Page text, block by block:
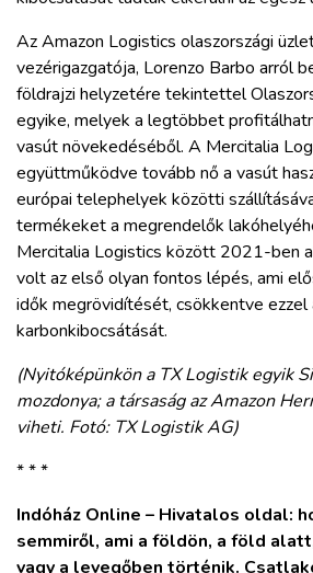
Az Amazon Logistics olaszországi
vezérigazgatója, Lorenzo Barbo arról
földrajzi helyzetére tekintettel
egyike, melyek a legtöbbet
vasút növekedéséből. A Mercitalia
együttműködve tovább nő a vasút
európai telephelyek közötti
termékeket a megrendelők
Mercitalia Logistics között 2021-ben
volt az első olyan fontos lépés, ami
idők megrövidítését, csökkentve ezzel
karbonkibocsátását.
(Nyitóképünkön a TX Logistik egyik
mozdonya; a társaság az Amazon
viheti. Fotó: TX Logistik AG)
* * *
Indóház Online – Hivatalos oldal:
semmiről, ami a földön, a föld
vagy a levegőben történik.